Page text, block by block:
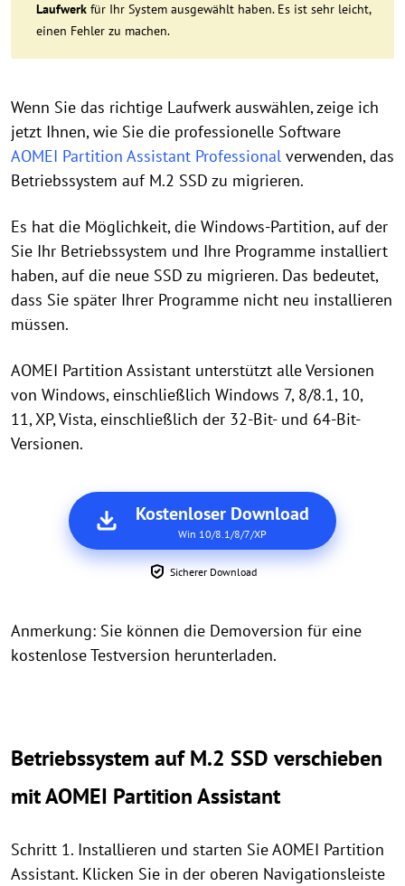
Laufwerk für Ihr System ausgewählt haben. Es ist sehr leicht,
einen Fehler zu machen.
Wenn Sie das richtige Laufwerk auswählen, zeige ich
jetzt Ihnen, wie Sie die professionelle Software
AOMEI Partition Assistant Professional verwenden, das
Betriebssystem auf M.2 SSD zu migrieren.
Es hat die Möglichkeit, die Windows-Partition, auf der
Sie Ihr Betriebssystem und Ihre Programme installiert
haben, auf die neue SSD zu migrieren. Das bedeutet,
dass Sie später Ihrer Programme nicht neu installieren
müssen.
AOMEI Partition Assistant unterstützt alle Versionen
von Windows, einschließlich Windows 7, 8/8.1, 10,
11, XP, Vista, einschließlich der 32-Bit- und 64-Bit-
Versionen.
Kostenloser Download
Win 10/8.1/8/7/XP
Sicherer Download
Anmerkung: Sie können die Demoversion für eine
kostenlose Testversion herunterladen.
Betriebssystem auf M.2 SSD verschieben
mit AOMEI Partition Assistant
Schritt 1. Installieren und starten Sie AOMEI Partition
Assistant. Klicken Sie in der oberen Navigationsleiste